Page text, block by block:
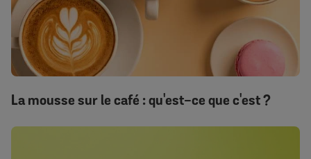
La mousse sur le café : qu'est-ce que c'est ?